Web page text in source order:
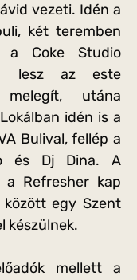
vezeti. Idén a
két teremben
a Coke Studio
lesz az este
utána
idén is a
Bulival, fellép a
és Dj Dina. A
a Refresher kap
egy Szent
készülnek.
mellett a